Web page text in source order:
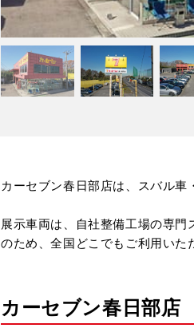
カーセブン春日部店は、スバル車
展示車両は、自社整備工場の専
のため、全国どこでもご利用いた
カーセブン春日部